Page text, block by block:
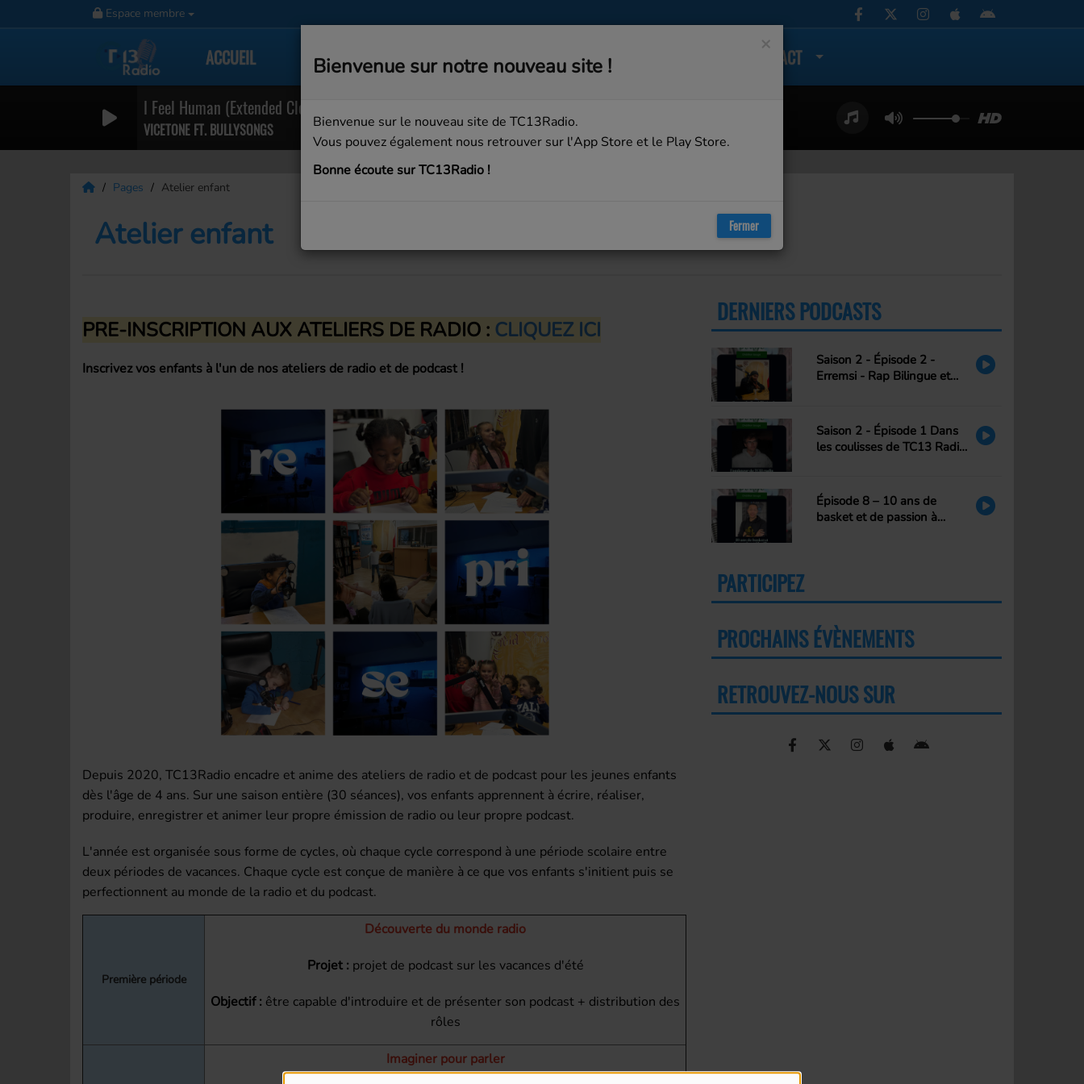
Espace membre
ACCUEIL RADIO MUSIQUE MÉDIAS CONTACT
I Feel Human (Extended Clean)
VICETONE FT. BULLYSONGS
Pages Atelier enfant
Atelier enfant
PRE-INSCRIPTION AUX ATELIERS DE RADIO : CLIQUEZ ICI
Inscrivez vos enfants à l'un de nos ateliers de radio et de podcast !
Depuis 2020, TC13Radio encadre et anime des ateliers de radio et de podcast pour les jeunes enfants
dès l'âge de 4 ans. Sur une saison entière (30 séances), vos enfants apprennent à écrire, réaliser,
produire, enregistrer et animer leur propre émission de radio ou leur propre podcast.
L'année est organisée sous forme de cycles, où chaque cycle correspond à une période scolaire entre
deux périodes de vacances. Chaque cycle est conçue de manière à ce que vos enfants s'initient puis se
perfectionnent au monde de la radio et du podcast.
Première période
Découverte du monde radio
Projet : projet de podcast sur les vacances d'été
Objectif : être capable d'introduire et de présenter son podcast + distribution des
rôles
Imaginer pour parler
DERNIERS PODCASTS
Saison 2 - Épisode 2 -
Erremsi - Rap Bilingue et
Saison 2 - Épisode 1 Dans
les coulisses de TC13 Radio,
Épisode 8 – 10 ans de
basket et de passion à
PARTICIPEZ
PROCHAINS ÉVÈNEMENTS
RETROUVEZ-NOUS SUR
×
Bienvenue sur notre nouveau site !
Bienvenue sur le nouveau site de TC13Radio.
Vous pouvez également nous retrouver sur l'App Store et le Play Store.
Bonne écoute sur TC13Radio !
Fermer